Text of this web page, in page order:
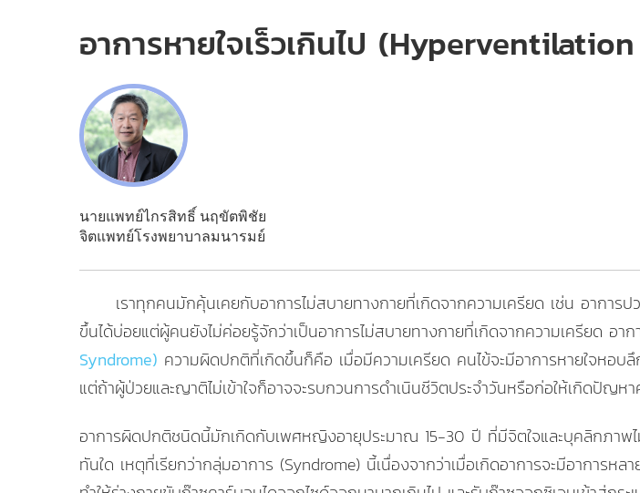
อาการหายใจเร็วเกินไป
นายแพทย์ไกรสิทธิ์ นฤขัตพิชัย
จิตแพทย์โรงพยาบาลมนารมย์
เราทุกคนมักคุ้นเคยกับอาการไม่สบายทางกายที่เกิดจากความเครียด เช่น อาก
ขึ้นได้บ่อยแต่ผู้คนยังไม่ค่อยรู้จักว่าเป็นอาการไม่สบายทางกายที่เกิดจากความเครียด อา
Syndrome) ความผิดปกติที่เกิดขึ้นก็คือ เมื่อมีความเครียด คนไข้จะมีอาการหายใจหอบ
แต่ถ้าผู้ป่วยและญาติไม่เข้าใจก็อาจจะรบกวนการดำเนินชีวิตประจำวันหรือก่อให้เกิดปัญ
อาการผิดปกติชนิดนี้มักเกิดกับเพศหญิงอายุประมาณ 15-30 ปี ที่มีจิตใจและบุคลิกภาพไม่
ทันใด เหตุที่เรียกว่ากลุ่มอาการ (Syndrome) นี้เนื่องจากว่าเมื่อเกิดอาการจะมีอาการ